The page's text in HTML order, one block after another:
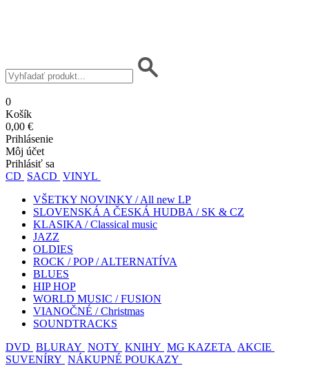
0
Košík
0,00 €
Prihlásenie
Môj účet
Prihlásiť sa
CD SACD VINYL
VŠETKY NOVINKY / All new LP
SLOVENSKÁ A ČESKÁ HUDBA / SK & CZ
KLASIKA / Classical music
JAZZ
OLDIES
ROCK / POP / ALTERNATÍVA
BLUES
HIP HOP
WORLD MUSIC / FUSION
VIANOČNÉ / Christmas
SOUNDTRACKS
DVD BLURAY NOTY KNIHY MG KAZETA AKCIE
SUVENÍRY NÁKUPNÉ POUKAZY